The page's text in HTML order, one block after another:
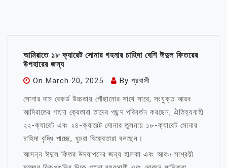
আমিরাতে ১৮ ক্যারেট সোনার গহনার চাহিদা বেশি ঈদুল ফিতরের
উপহারের জন্য
On March 20, 2025 By প্রবাসী
সোনার দাম রেকর্ড উচ্চতায় পৌঁছানোর সাথে সাথে, সংযুক্ত আরব
আমিরাতের গহনা ক্রেতারা তাদের পছন্দ পরিবর্তন করছেন, ঐতিহ্যবাহী
২২-ক্যারেট এবং ২৪-ক্যারেট সোনার তুলনায় ১৮-ক্যারেট সোনার
চাহিদা বৃদ্ধি পাচ্ছে, খুচরা বিক্রেতারা বলছেন।
আসন্ন ঈদুল ফিতর উদযাপনের জন্য হালকা এবং আরও সাশ্রয়ী